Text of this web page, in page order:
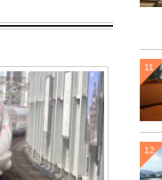
11
12